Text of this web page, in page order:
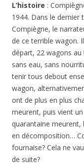
L’histoire :
1944. Dans le dernier
Compiègne, le
de ce terrible wagon.
départ, 22 wagons
sans eau, sans
tenir tous debout
wagon,
ont de plus en plus
meurent, puis vient
quarantaine meurent,
en décomposition…
fournaise? Cela ne
de suite?